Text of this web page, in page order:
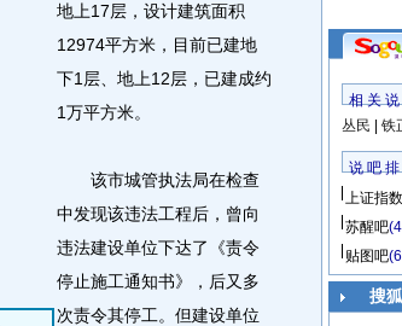
地上17层，设计建筑面积
12974平方米，目前已建地
下1层、地上12层，已建成约
1万平方米。
该市城管执法局在检查
中发现该违法工程后，曾向
违法建设单位下达了《责令
停止施工通知书》，后又多
次责令其停工。但建设单位
相 关 说
丛民
铁
说 吧 排
上证指数
苏醒吧
贴图吧
搜